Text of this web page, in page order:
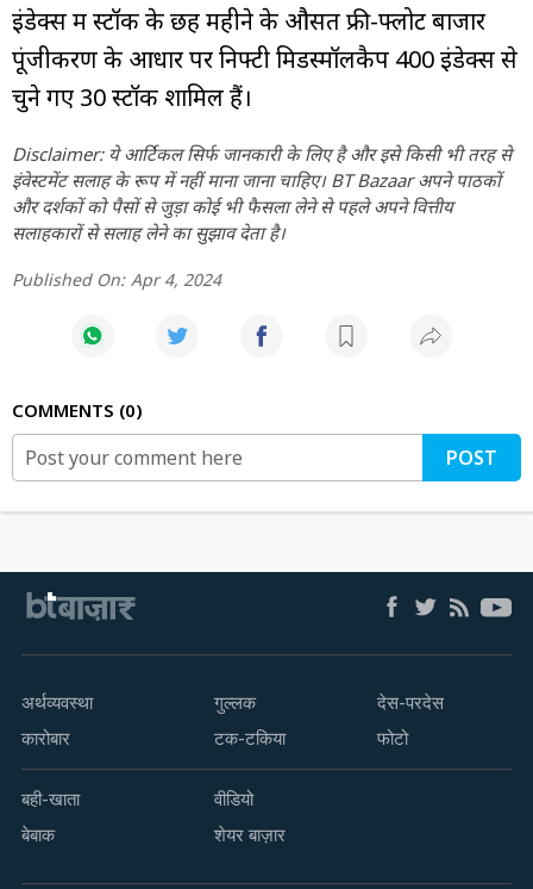
इंडेक्स में स्टॉक के छह महीने के औसत फ्री-फ्लोट बाजार
पूंजीकरण के आधार पर निफ्टी मिडस्मॉलकैप 400 इंडेक्स से
चुने गए 30 स्टॉक शामिल हैं।
Disclaimer: ये आर्टिकल सिर्फ जानकारी के लिए है और इसे किसी भी तरह से
इंवेस्टमेंट सलाह के रूप में नहीं माना जाना चाहिए। BT Bazaar अपने पाठकों
और दर्शकों को पैसों से जुड़ा कोई भी फैसला लेने से पहले अपने वित्तीय
सलाहकारों से सलाह लेने का सुझाव देता है।
Published On: Apr 4, 2024
COMMENTS 0
POST
अर्थव्यवस्था
कारोबार
गुल्लक
टक-टकिया
देस-परदेस
फोटो
बही-खाता
बेबाक
वीडियो
शेयर बाज़ार